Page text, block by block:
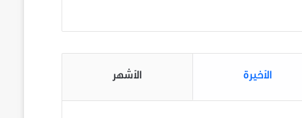
الأخيرة الأشهر